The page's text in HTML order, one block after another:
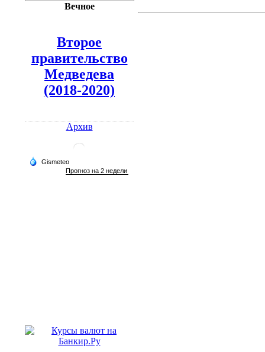
Вечное
Второе
правительство
Медведева
(2018-2020)
Архив